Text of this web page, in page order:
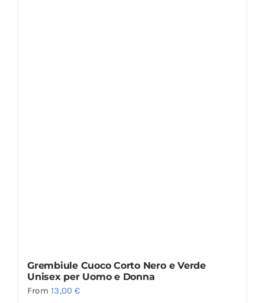
Grembiule Cuoco Corto Nero e Verde
Unisex per Uomo e Donna
From13,00€